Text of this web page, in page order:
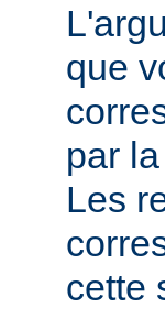
que
par
Les
cette